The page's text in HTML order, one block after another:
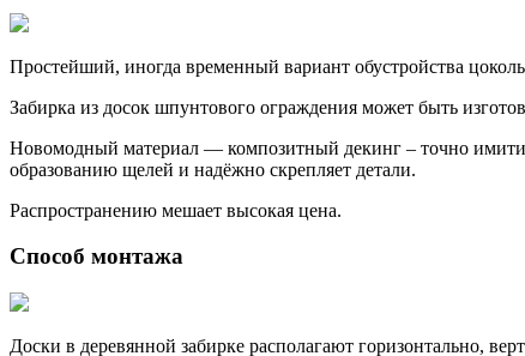
Простейший, иногда временный вариант обустройства
Забирка из досок шпунтового ограждения может быть
Новомодный материал — композитный декинг – точно
образованию щелей и надёжно скрепляет детали.
Распространению мешает высокая цена.
Способ монтажа
Доски в деревянной забирке располагают горизонтально,